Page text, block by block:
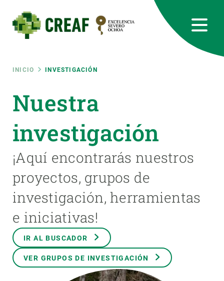
contenido
principal
Ruta
de
navegación
INICIO INVESTIGACIÓN
Nuestra
investigación
¡Aquí encontrarás nuestros
proyectos, grupos de
investigación, herramientas
e iniciativas!
IR AL BUSCADOR
VER GRUPOS DE INVESTIGACIÓN
RRSS
Featured
responsive
INTRANET
Responsive
menu
SOBRE NOSOTROS
INVESTIGACIÓN
CIENCIA EN ACCIÓN
ÚNETE A NOSOTROS
PARTICIPA
NOTICIAS Y AGENDA